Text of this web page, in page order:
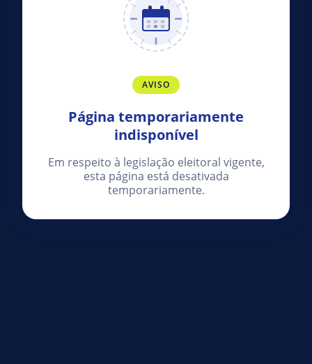
AVISO
Página temporariamente
indisponível
Em respeito à legislação eleitoral vigente,
esta página está desativada
temporariamente.